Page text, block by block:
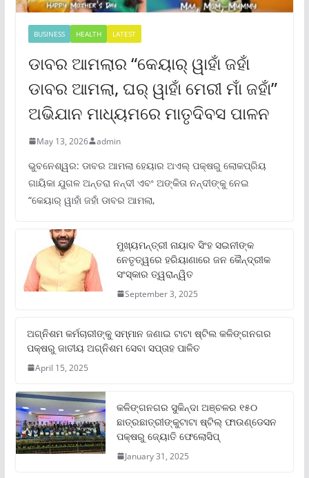
BUSINESS HEALTH LATEST
ଡାବର ଆମଲାର “କେୟାର୍ ୱାହାଁ ଜହାଁ
ଡାବର ଆମଲା, ଘର୍ ୱାହାଁ ମେରୀ ମାଁ ଜହାଁ”
ଅଭିଯାନ ମାଧ୍ୟମରେ ମାତୃଦିବସ ପାଳନ
May 13, 2026 admin
ଭୁବନେଶ୍ୱର: ଡାବର ଆମଲା ହେୟାର ଅଏଲ୍ ପକ୍ଷରୁ ଲୋକପ୍ରିୟ
ଗାୟିକା ଯୁଗଳ ଅନ୍ତରା ନନ୍ଦୀ ଏବଂ ଅଙ୍କିତା ନନ୍ଦୀଙ୍କୁ ନେଇ
“କେୟାର୍ ୱାହାଁ ଜହାଁ ଡାବର ଆମଲା,
ମୁଖ୍ୟମନ୍ତ୍ରୀ ନାୟାବ ସିଂହ ସଇନୀଙ୍କ
ନେତୃତ୍ୱରେ ହରିୟାଣାରେ ଜନ କୈନ୍ଦ୍ରୀକ
ସଂସ୍କାର ତ୍ୱରାନ୍ୱିତ
September 3, 2025
ଅଗ୍ନିଶମ କର୍ମଚାରୀଙ୍କୁ ସମ୍ମାନ ଜଣାଇ ଟାଟା ଷ୍ଟିଲ କଳିଙ୍ଗନଗର
ପକ୍ଷରୁ ଜାତୀୟ ଅଗ୍ନିଶମ ସେବା ସପ୍ତାହ ପାଳିତ
April 15, 2025
କଳିଙ୍ଗନଗର ସୁକିନ୍ଦା ଅଞ୍ଚଳର ୧୫୦
ଛାତ୍ରଛାତ୍ରୀଙ୍କୁଟାଟା ଷ୍ଟିଲ୍ ଫାଉଣ୍ଡେସନ
ପକ୍ଷରୁ ଜ୍ୟୋତି ଫେଲୋସିପ୍‌
January 31, 2025